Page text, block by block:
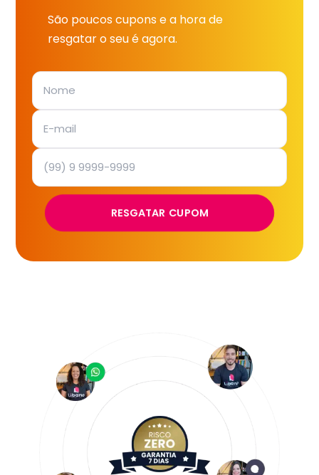
São poucos cupons e a hora de
resgatar o seu é agora.
RESGATAR CUPOM